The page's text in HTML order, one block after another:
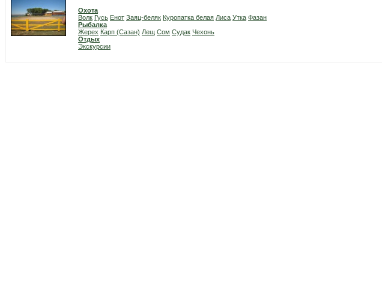
Охота
Волк Гусь Енот Заяц-беляк Куропатка белая Лиса Утка Фазан
Рыбалка
Жерех Карп (Сазан) Лещ Сом Судак Чехонь
Отдых
Экскурсии